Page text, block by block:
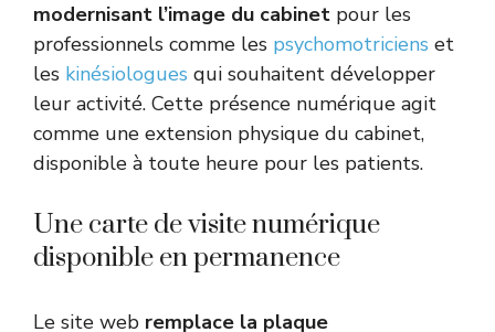
modernisant l’image du cabinet pour les
professionnels comme les psychomotriciens et
les kinésiologues qui souhaitent développer
leur activité. Cette présence numérique agit
comme une extension physique du cabinet,
disponible à toute heure pour les patients.
Une carte de visite numérique
disponible en permanence
Le site web remplace la plaque